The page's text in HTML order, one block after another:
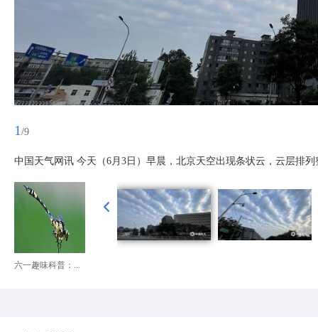
1 /9
中国天气网讯 今天（6月3日）早晨，北京天空出现条状云，云层排
六一趣味科普：...